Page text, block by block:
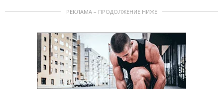
РЕКЛАМА – ПРОДОЛЖЕНИЕ НИЖЕ